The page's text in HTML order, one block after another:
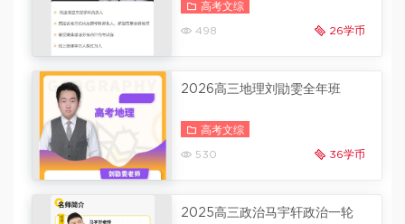
高考文综
498 26学币
2026高三地理刘勖雯全年班
高考文综
530 36学币
2025高三政治马宇轩政治一轮